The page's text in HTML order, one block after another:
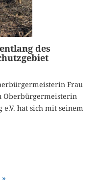
des
Frau
Oberbürgermeisterin
e.V. hat sich mit seinem
»